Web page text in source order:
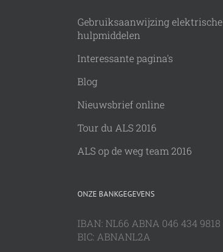
Gebruiksaanwijzing elektrische
hulpmiddelen
Interessante pagina's
Blog
Nieuwsbrief online
Tour du ALS 2016
ALS op de weg team 2016
ONZE BANKGEGEVENS
IBAN: NL66 ABNA 046 434 9818
BIC: ABNANL2A